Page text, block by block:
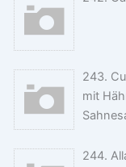
243.
mit
244.